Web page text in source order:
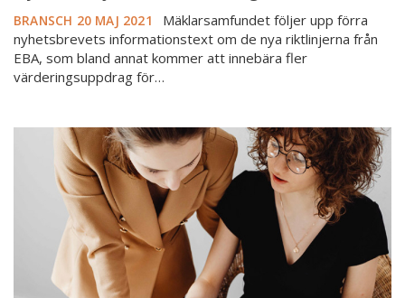
BRANSCH 20 MAJ 2021
Mäklarsamfundet följer upp förra
nyhetsbrevets informationstext om de nya riktlinjerna från
EBA, som bland annat kommer att innebära fler
värderingsuppdrag för…
Fler
värderingsuppdrag